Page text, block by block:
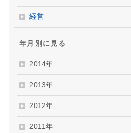
経営
年月別に見る
2014年
2013年
2012年
2011年